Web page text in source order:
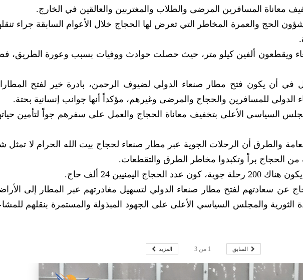
معاناة المسافرين المرضى والطلاب والمغتربين والعالقين في الخارج.
الحج والعمرة المخاطر التي تعرض لها الحجاج خلال الأعوام السابقة جراء
ويقطعون ألفين كيلو متر، حيث حصلت حوادث ووفيات بسبب وعورة الطريق،
في أن يكون فتح مطار صنعاء الدولي لضيوف الرحمن، بادرة خير لفتح
الدولي للمسافرين والحجاج والمرضى وغيرهم، مؤكداً أنها جوانب إنسانية بحتة.
السياسي الأعلى بتخفيف معاناة الحجاج والعمل على سفرهم جواً لتأمين
والطرق أن الرحلات الجوية عبر مطار صنعاء لحجاج بيت الله الحرام لا تمثل
الحجاج براً وتكبدوا مخاطر الطرق والتقطعات.
اليمنيين 24 ألف حاج.
سعادتهم لفتح مطار صنعاء الدولي لتسهيل مغادرتهم عبر المطار إلى
الثورية والمجلس السياسي الأعلى على الجهود المبذولة والمستمرة بنقلهم
السابق 1 من3 المزيد